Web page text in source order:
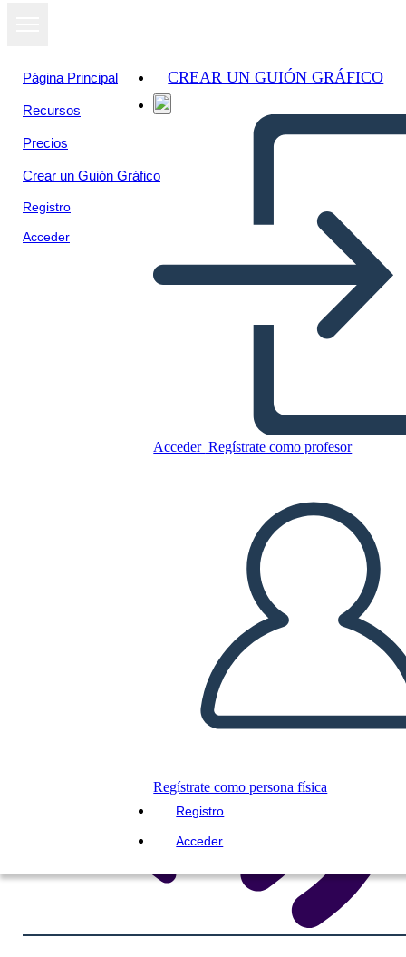
Página Principal
Recursos
Precios
Crear un Guión Gráfico
Registro
Acceder
CREAR UN GUIÓN GRÁFICO
Acceder Regístrate como profesor
Regístrate como persona física
Registro
Acceder
JUEGO DE DIAPOSITIVAS
LEERME
Ver como
presentación